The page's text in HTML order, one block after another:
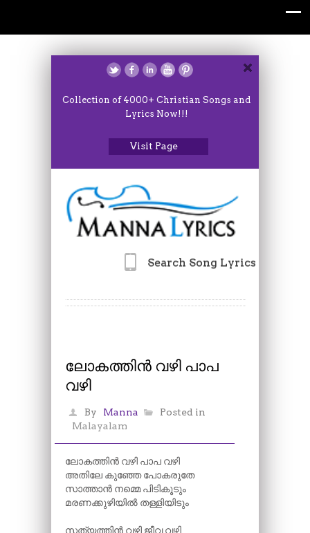
Collection of 4000+ Christian Songs and
Lyrics Now!!!
Visit Page
Search Song Lyrics
ലോകത്തിൻ വഴി പാപ
വഴി
By Manna
Posted in
Malayalam
ലോകത്തിൻ വഴി പാപ വഴി
അതിലേ കുഞ്ഞേ പോകരുതേ
സാത്താൻ നമ്മെ പിടികൂടും
മരണക്കുഴിയിൽ തള്ളിയിടും
സത്യത്തിൻ വഴി ജീവ വഴി